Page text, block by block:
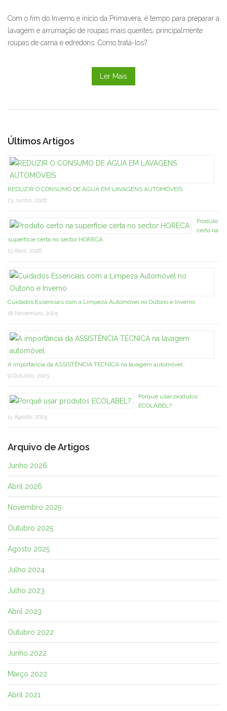
Com o fim do Inverno e início da Primavera, é tempo para preparar a
lavagem e arrumação de roupas mais quentes, principalmente
roupas de cama e edredons. Como tratá-los?
Ler Mais
Últimos Artigos
REDUZIR O CONSUMO DE ÁGUA EM LAVAGENS AUTOMÓVEIS
23 Junho, 2026
Produto
certo na
superfície certa no sector HORECA
13 Abril, 2026
Cuidados Essenciais com a Limpeza Automóvel no Outono e Inverno
18 Novembro, 2025
A importância da ASSISTÊNCIA TÉCNICA na lavagem automóvel
9 Outubro, 2025
Porquê usar produtos
ECOLABEL?
11 Agosto, 2025
Arquivo de Artigos
Junho 2026
Abril 2026
Novembro 2025
Outubro 2025
Agosto 2025
Julho 2024
Julho 2023
Abril 2023
Outubro 2022
Junho 2022
Março 2022
Abril 2021